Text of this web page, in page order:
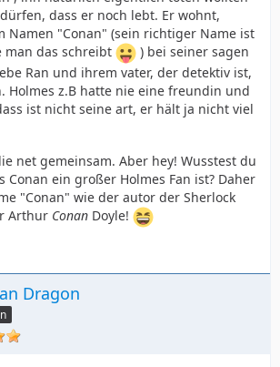
dass er noch lebt. Er wohnt,
Namen "Conan" (sein richtiger Name ist
man das schreibt
) bei seiner sagen
Ran und ihrem vater, der detektiv ist,
Holmes z.B hatte nie eine freundin und
ist nicht seine art, er hält ja nicht viel
net gemeinsam. Aber hey! Wusstest du
Conan ein großer Holmes Fan ist? Daher
"Conan" wie der autor der Sherlock
Arthur Conan Doyle!
Dragon